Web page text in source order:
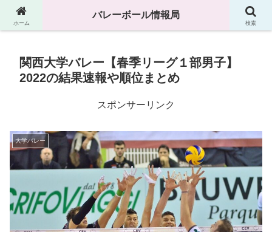
高校、中学、大学などのバレーボール情報満載です
関西大学バレー【春季リーグ１部男子】
2022の結果速報や順位まとめ
スポンサーリンク
大学バレー
ホーム
バレーボール情報局
検索